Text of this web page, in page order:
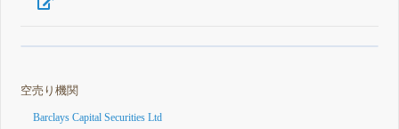
登録すると永久30%OFFと米株版の先行利用も付きます
空売り機関
Barclays Capital Securities Ltd